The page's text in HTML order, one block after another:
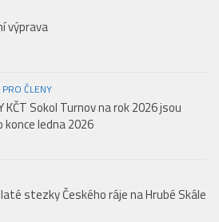
výprava
ČLENY
KČT Sokol Turnov na rok 2026 jsou
ledna 2026
stezky Českého ráje na Hrubé Skále